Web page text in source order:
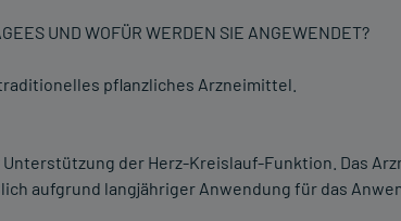
UND WOFÜR WERDEN SIE ANGEWENDET?
pflanzliches Arzneimittel.
der Herz-Kreislauf-Funktion. Das
aufgrund langjähriger Anwendung für das